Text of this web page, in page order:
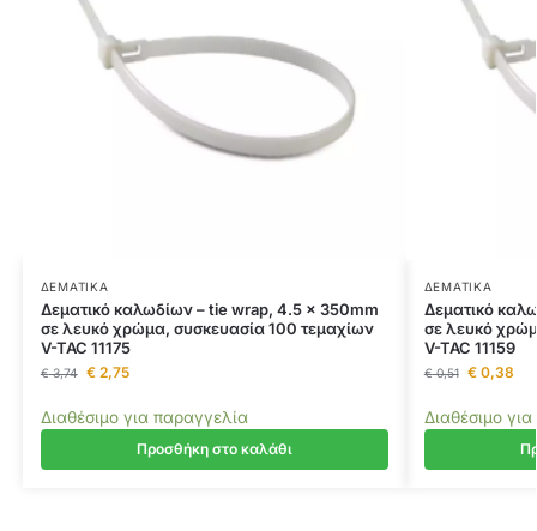
ΔΕΜΑΤΙΚΆ
Δεματικό καλωδίων – tie wrap, 4.5 x 350mm
σε λευκό χρώμα, συσκευασία 100 τεμαχίων
V-TAC 11175
€3,74 €2,75
Διαθέσιμο για παραγγελία
Προσθήκη στο καλάθι
ΔΕΜΑΤΙΚΆ
Δεματικό
σε λευκό
V-TAC 11159
€0,51 €0,38
Διαθέσιμο